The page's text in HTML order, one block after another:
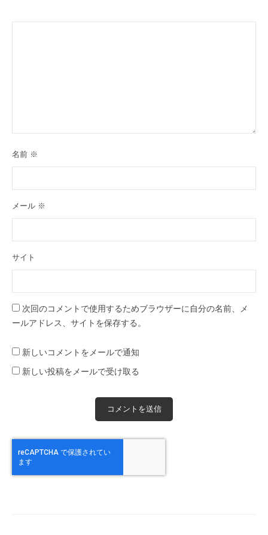
名前 ※
メール ※
サイト
次回のコメントで使用するためブラウザーに自分の名前、メ
ールアドレス、サイトを保存する。
新しいコメントをメールで通知
新しい投稿をメールで受け取る